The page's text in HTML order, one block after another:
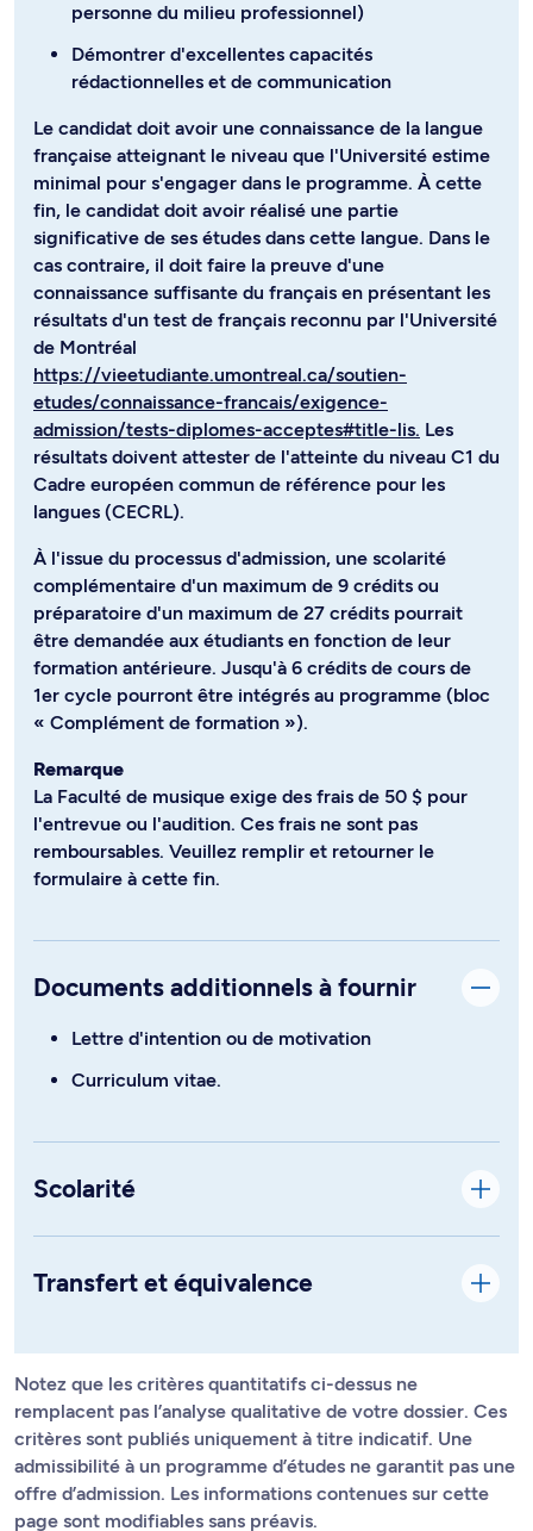
personne du milieu professionnel)
Démontrer d'excellentes capacités
rédactionnelles et de communication
Le candidat doit avoir une connaissance de la langue
française atteignant le niveau que l'Université estime
minimal pour s'engager dans le programme. À cette
fin, le candidat doit avoir réalisé une partie
significative de ses études dans cette langue. Dans le
cas contraire, il doit faire la preuve d'une
connaissance suffisante du français en présentant les
résultats d'un test de français reconnu par l'Université
de Montréal
https://vieetudiante.umontreal.ca/soutien-
etudes/connaissance-francais/exigence-
admission/tests-diplomes-acceptes#title-lis. Les
résultats doivent attester de l'atteinte du niveau C1 du
Cadre européen commun de référence pour les
langues (CECRL).
À l'issue du processus d'admission, une scolarité
complémentaire d'un maximum de 9 crédits ou
préparatoire d'un maximum de 27 crédits pourrait
être demandée aux étudiants en fonction de leur
formation antérieure. Jusqu'à 6 crédits de cours de
1er cycle pourront être intégrés au programme (bloc
« Complément de formation »).
Remarque
La Faculté de musique exige des frais de 50 $ pour
l'entrevue ou l'audition. Ces frais ne sont pas
remboursables. Veuillez remplir et retourner le
formulaire à cette fin.
Documents additionnels à fournir
Lettre d'intention ou de motivation
Curriculum vitae.
Scolarité
Transfert et équivalence
Notez que les critères quantitatifs ci-dessus ne
remplacent pas l’analyse qualitative de votre dossier. Ces
critères sont publiés uniquement à titre indicatif. Une
admissibilité à un programme d’études ne garantit pas une
offre d’admission. Les informations contenues sur cette
page sont modifiables sans préavis.